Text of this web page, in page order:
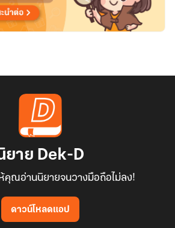
ยาย Dek-D
คุณอ่านนิยายจนวางมือถือไม่ลง!
ดาวน์โหลดแอป